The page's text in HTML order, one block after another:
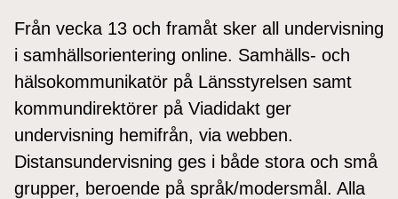
Från vecka 13 och framåt sker all undervisning
i samhällsorientering online. Samhälls- och
hälsokommunikatör på Länsstyrelsen samt
kommundirektörer på Viadidakt ger
undervisning hemifrån, via webben.
Distansundervisning ges i både stora och små
grupper, beroende på språk/modersmål. Alla